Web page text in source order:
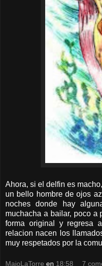
Ahora, si el delfin es
un bello hombre de ojos
noches donde hay
muchacha a bailar, poco a
forma original y regresa
relacion nacen los
muy respetados por la
MajoLaTorre en 18:58 7